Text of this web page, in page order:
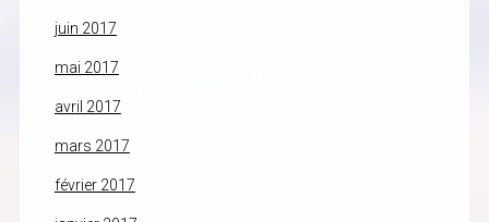
juin 2017
mai 2017
avril 2017
mars 2017
février 2017